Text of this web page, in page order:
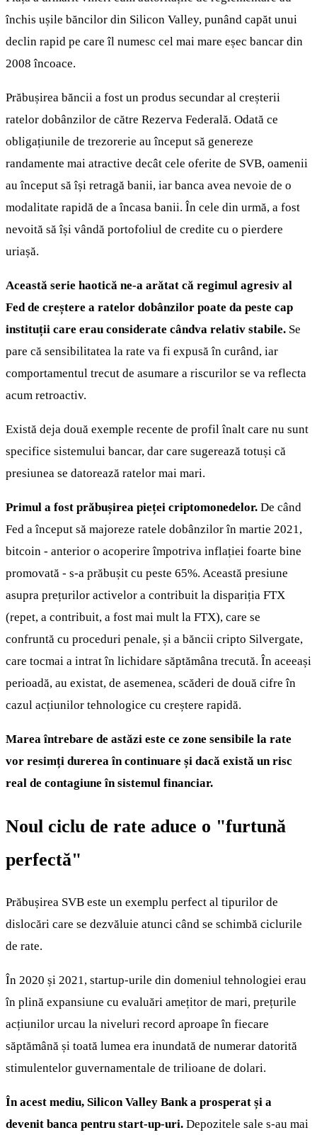
închis ușile băncilor din Silicon Valley, punând capăt unui
declin rapid pe care îl numesc cel mai mare eșec bancar din
2008 încoace.
Prăbușirea băncii a fost un produs secundar al creșterii
ratelor dobânzilor de către Rezerva Federală. Odată ce
obligațiunile de trezorerie au început să genereze
randamente mai atractive decât cele oferite de SVB, oamenii
au început să își retragă banii, iar banca avea nevoie de o
modalitate rapidă de a încasa banii. În cele din urmă, a fost
nevoită să își vândă portofoliul de credite cu o pierdere
uriașă.
Această serie haotică ne-a arătat că regimul agresiv al
Fed de creștere a ratelor dobânzilor poate da peste cap
instituții care erau considerate cândva relativ stabile. Se
pare că sensibilitatea la rate va fi expusă în curând, iar
comportamentul trecut de asumare a riscurilor se va reflecta
acum retroactiv.
Există deja două exemple recente de profil înalt care nu sunt
specifice sistemului bancar, dar care sugerează totuși că
presiunea se datorează ratelor mai mari.
Primul a fost prăbușirea pieței criptomonedelor. De când
Fed a început să majoreze ratele dobânzilor în martie 2021,
bitcoin - anterior o acoperire împotriva inflației foarte bine
promovată - s-a prăbușit cu peste 65%. Această presiune
asupra prețurilor activelor a contribuit la dispariția FTX
(repet, a contribuit, a fost mai mult la FTX), care se
confruntă cu proceduri penale, și a băncii cripto Silvergate,
care tocmai a intrat în lichidare săptămâna trecută. În aceeași
perioadă, au existat, de asemenea, scăderi de două cifre în
cazul acțiunilor tehnologice cu creștere rapidă.
Marea întrebare de astăzi este ce zone sensibile la rate
vor resimți durerea în continuare și dacă există un risc
real de contagiune în sistemul financiar.
Noul ciclu de rate aduce o "furtună
perfectă"
Prăbușirea SVB este un exemplu perfect al tipurilor de
dislocări care se dezvăluie atunci când se schimbă ciclurile
de rate.
În 2020 și 2021, startup-urile din domeniul tehnologiei erau
în plină expansiune cu evaluări amețitor de mari, prețurile
acțiunilor urcau la niveluri record aproape în fiecare
săptămână și toată lumea era inundată de numerar datorită
stimulentelor guvernamentale de trilioane de dolari.
În acest mediu, Silicon Valley Bank a prosperat și a
devenit banca pentru start-up-uri. Depozitele sale s-au mai